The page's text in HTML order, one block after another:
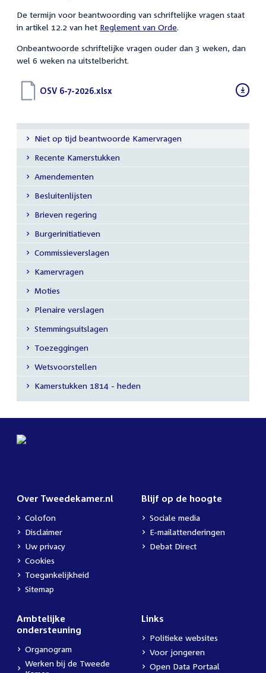
De termijn voor beantwoording van schriftelijke vragen staat
in artikel 12.2 van het Reglement van Orde.
Onbeantwoorde schriftelijke vragen ouder dan 3 weken, dan
wel 6 weken na uitstelbericht.
Download
OSV 6-7-2026.xlsx
Submenu
Niet op tijd beantwoorde Kamervragen
Recente Kamerstukken
Amendementen
Besluitenlijsten
Brieven regering
Burgerinitiatieven
Commissieverslagen
Kamervragen
Moties
Plenaire verslagen
Stemmingsuitslagen
Toezeggingen
Wetsvoorstellen
Kamerstukken 1814 - heden
Over Tweedekamer.nl
Colofon
Disclaimer
Uw privacy
Cookies
Toegankelijkheid
Sitemap
Blijf op de hoogte
Sociale media
E-mailattenderingen
Debat Direct
Ambtelijke
ondersteuning
Organogram
Werken bij de Tweede
Links
Politieke websites
Voor jongeren
Open Data Portaal